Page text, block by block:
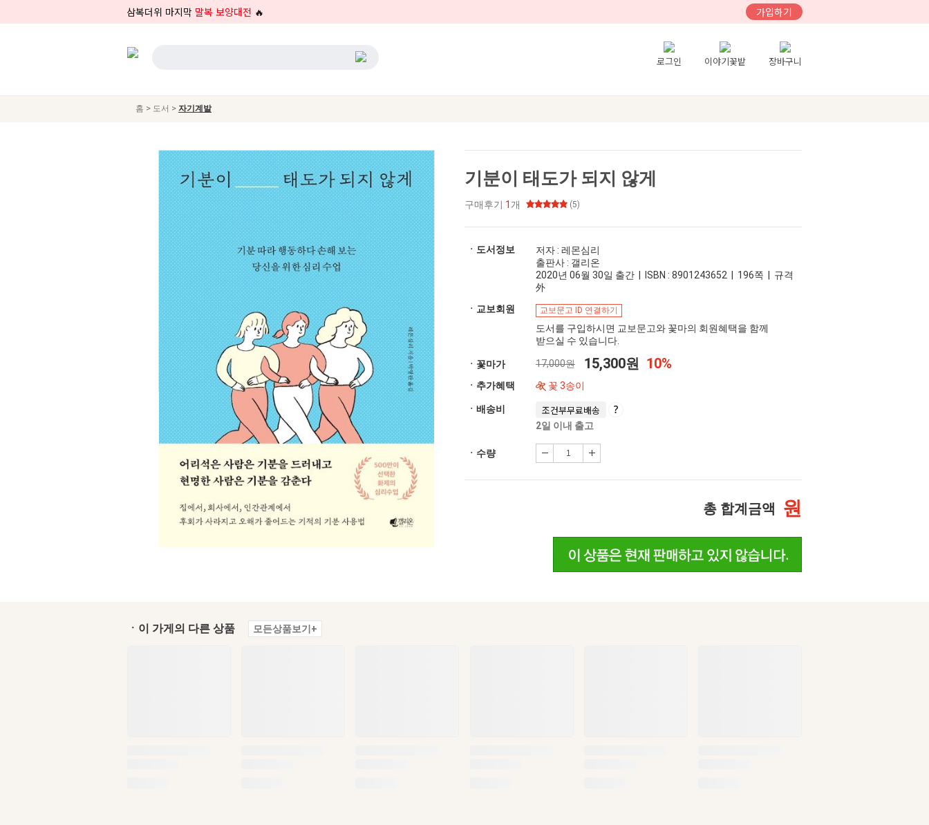
삼복더위 마지막 말복 보양대전 🔥 가입하기
로그인 이야기꽃밭 장바구니
홈 > 도서 > 자기계발
기분이 태도가 되지 않게
구매후기 1 개 (5)
ㆍ도서정보
저자 : 레몬심리
출판사 : 갤리온
2020년 06월 30일 출간 | ISBN : 8901243652 | 196쪽 | 규격
外
ㆍ교보회원
교보문고 ID 연결하기
도서를 구입하시면 교보문고와 꽃마의 회원혜택을 함께
받으실 수 있습니다.
ㆍ꽃마가 17,000원 15,300원 10%
ㆍ추가혜택 꽃 3송이
ㆍ배송비 조건부무료배송
2일 이내 출고
ㆍ수량
총 합계금액 원
ㆍ이 가게의 다른 상품 모든상품보기+